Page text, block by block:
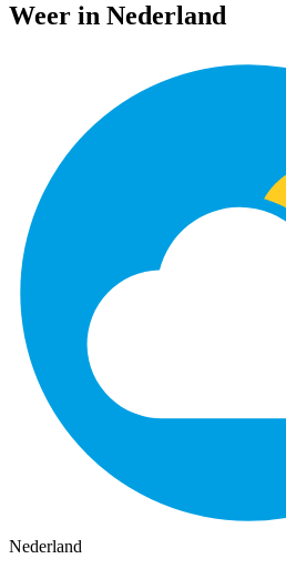
Weer in Nederland
Nederland